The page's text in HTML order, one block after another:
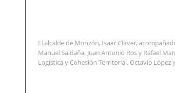
El alcalde de Monzón, Isaac Claver,
Manuel Saldaña, Juan Antonio Ros y Rafael
Logística y Cohesión Territorial, Octavio López